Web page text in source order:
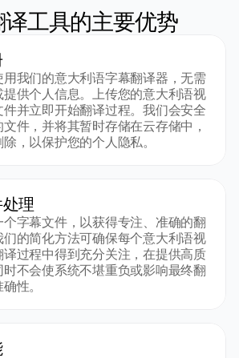
工具的主要优势
用我们的意大利语字幕翻译器，无需
提供个人信息。上传您的意大利语视
件并立即开始翻译过程。我们会安全
件，并将其暂时存储在云存储中，
，以保护您的个人隐私。
理
个字幕文件，以获得专注、准确的翻
们的简化方法可确保每个意大利语视
译过程中得到充分关注，在提供高质
时不会使系统不堪重负或影响最终翻
性。